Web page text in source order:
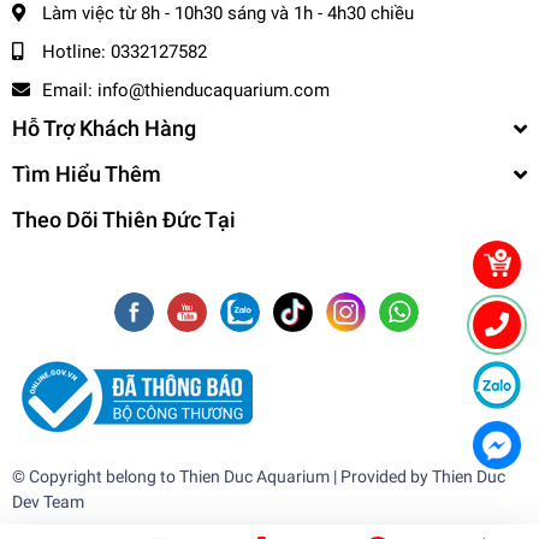
- Tỉnh Miền Nam và Miền Trung: + 2 - 3 ngày
- Tỉnh Miền Bắc: + 2 - 3 ngày
-------------------------------------
,
Cá Cảnh Thiên Đức
🌎Website:cacanhthienduc.com
Địa chỉ: 57 Lê Thị Siêng, Ấp Tiền, Tân Thông Hội, Củ Chi
#cacanh #cathuysinh #caneon #cacanhgiare #thuysinhgiare
Cảm ơn quý khách đã tin tưởng và ủng hộ❤️❤️❤️❤️
Làm việc từ 8h - 10h30 sáng và 1h - 4h30 chiều
Hotline: 0332127582
Email: info@thienducaquarium.com
Hỗ Trợ Khách Hàng
Tìm Hiểu Thêm
Theo Dõi Thiên Đức Tại
© Copyright belong toThien Duc Aquarium | Provided byThien Duc
Dev Team